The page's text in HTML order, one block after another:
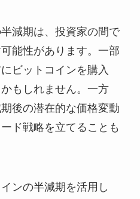
減期は、投資家の間で
能性があります。一部
ビットコインを購入
もしれません。一方
後の潜在的な価格変動
ド戦略を立てることも
ンの半減期を活用し